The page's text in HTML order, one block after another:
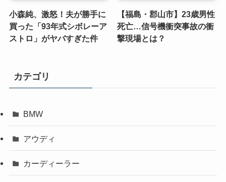
小森純、激怒！夫が勝手に
買った「93年式シボレーア
ストロ」がヤバすぎた件
【福島・郡山市】23歳男性
死亡…信号機衝突事故の衝
撃現場とは？
カテゴリ
BMW
アウディ
カーディーラー